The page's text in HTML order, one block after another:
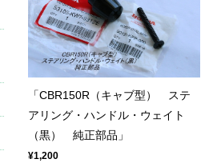
「CBR150R（キャブ型） ステ
アリング・ハンドル・ウェイト
（黒） 純正部品」
¥1,200